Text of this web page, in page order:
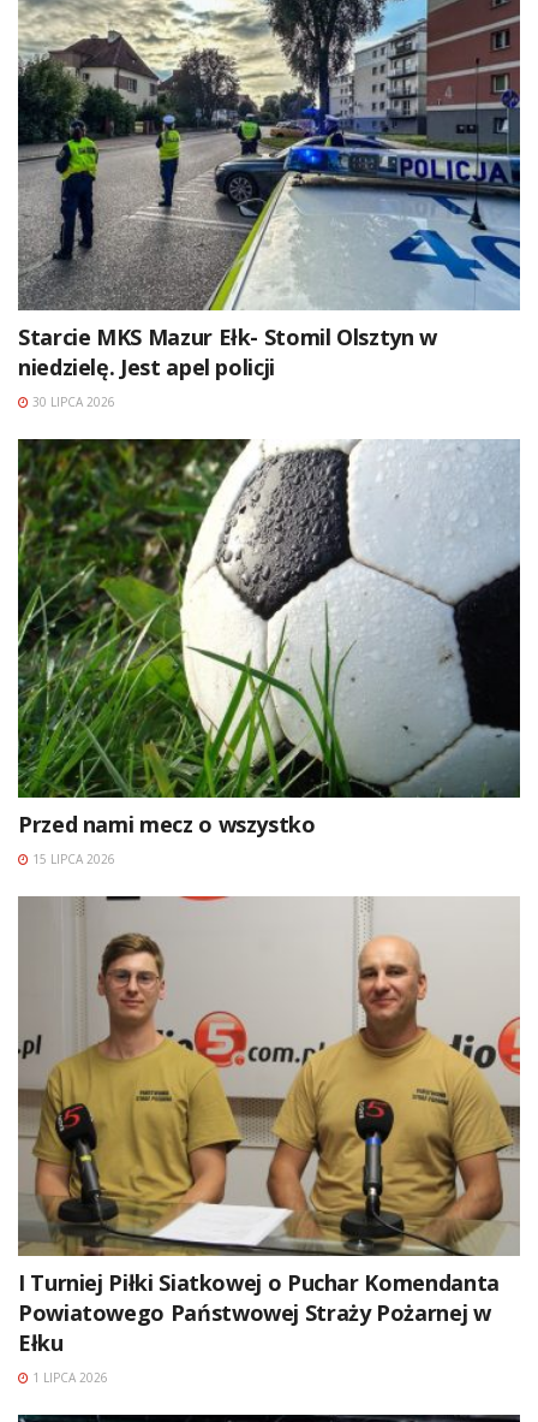
Starcie MKS Mazur Ełk- Stomil Olsztyn w
niedzielę. Jest apel policji
30 LIPCA 2026
Przed nami mecz o wszystko
15 LIPCA 2026
I Turniej Piłki Siatkowej o Puchar Komendanta
Powiatowego Państwowej Straży Pożarnej w
Ełku
1 LIPCA 2026